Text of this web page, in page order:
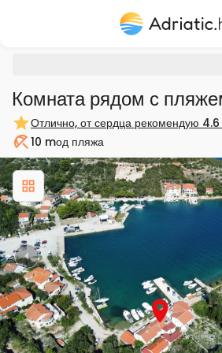
Комната рядом с
Отлично, от сердца рекомендую 4.6
Пляж10 mод пляжа
Previous